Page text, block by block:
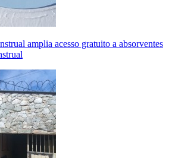
amplia acesso gratuito a absorventes